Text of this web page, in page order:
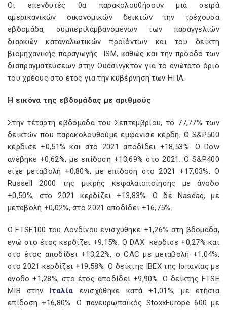
Οι επενδυτές θα παρακολουθήσουν μια σειρά
αμερικανικών οικονομικών δεικτών την τρέχουσα
εβδομάδα, συμπεριλαμβανομένων των παραγγελιών
διαρκών καταναλωτικών προϊόντων και του δείκτη
βιομηχανικής παραγωγής ISM, καθώς και την πρόοδο των
διαπραγματεύσεων στην Ουάσινγκτον για το ανώτατο όριο
του χρέους στο έτος για την κυβέρνηση των ΗΠΑ.
Η εικόνα της εβδομάδας με αριθμούς
Στην τέταρτη εβδομάδα του Σεπτεμβρίου, το 77,77% των
δεικτών που παρακολουθούμε εμφάνισε κέρδη. Ο S&P500
κέρδισε +0,51% και στο 2021 αποδίδει +18,53%. Ο Dow
ανέβηκε +0,62%, με επίδοση +13,69% στο 2021. Ο S&P400
είχε μεταβολή +0,80%, με επίδοση στο 2021 +17,03%. Ο
Russell 2000 της μικρής κεφαλαιοποίησης με άνοδο
+0,50%, στο 2021 κερδίζει +13,83%. Ο δε Nasdaq, με
μεταβολή +0,02%, στο 2021 αποδίδει +16,75%.
Ο FTSE100 του Λονδίνου ενισχύθηκε +1,26% στη βδομάδα,
ενώ στο έτος κερδίζει +9,15%. Ο DAX κέρδισε +0,27% και
στο έτος αποδίδει +13,22%, ο CAC με μεταβολή +1,04%,
στο 2021 κερδίζει +19,58%. Ο δείκτης IBEX της Ισπανίας με
άνοδο +1,28%, στο έτος αποδίδει +9,90%. Ο δείκτης FTSE
MIB στην Ιταλία ενισχύθηκε κατά +1,01%, με ετήσια
επίδοση +16,80%. Ο πανευρωπαϊκός StoxxEurope 600 με